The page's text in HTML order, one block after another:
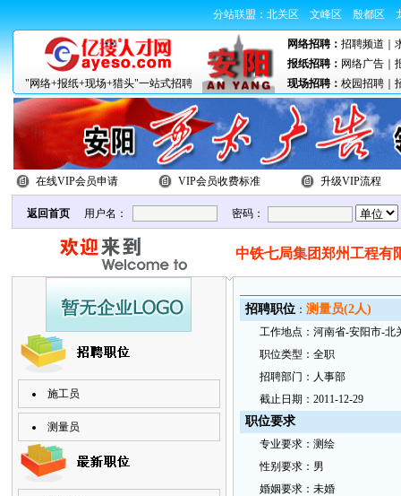
分站联盟： 北关区 文峰区 殷都区
网络招聘： 招聘频道
报纸招聘： 网络广告｜
"网络+报纸+现场+猎头"一站式招聘
现场招聘： 校园招聘｜
在线VIP会员申请 VIP会员收费标准 升级VIP流程
返回首页 用户名： 密码：
中铁七局集团郑州工程有
施工员
测量员
招聘职位 ： 测量员(2人)
工作地点： 河南省-安阳市-北
职位类型： 全职
招聘部门： 人事部
截止日 期： 2011-12-29
职位要求
专业要求： 测绘
性别要求： 男
婚姻要求： 未婚